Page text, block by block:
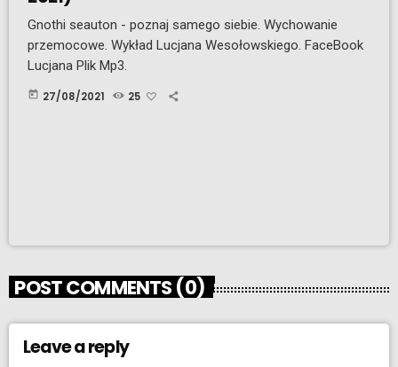
Gnothi seauton - poznaj samego siebie. Wychowanie
przemocowe. Wykład Lucjana Wesołowskiego. FaceBook
Lucjana Plik Mp3.
today 27/08/2021 25
POST COMMENTS (0)
Leave a reply